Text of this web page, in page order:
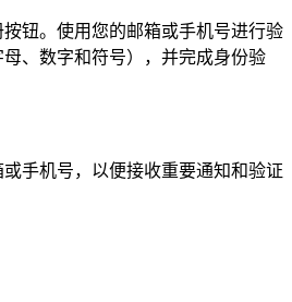
钮。使用您的邮箱或手机号进行验
、数字和符号），并完成身份验
手机号，以便接收重要通知和验证